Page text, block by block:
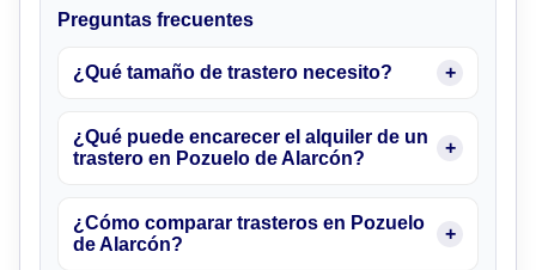
Preguntas frecuentes
¿Qué tamaño de trastero necesito?
¿Qué puede encarecer el alquiler de un
trastero en Pozuelo de Alarcón?
¿Cómo comparar trasteros en Pozuelo
de Alarcón?